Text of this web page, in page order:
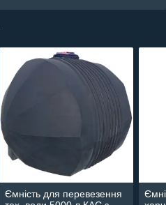
Ємність для перевезення